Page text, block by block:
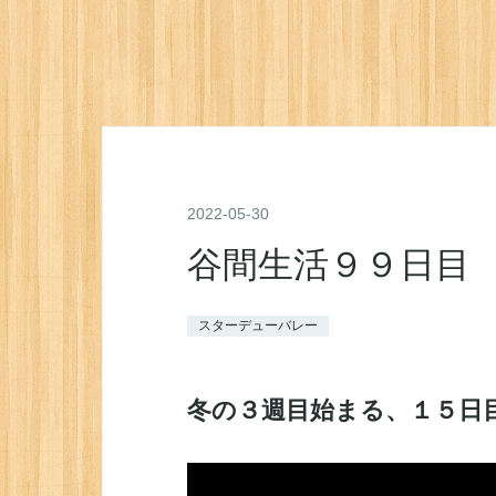
2022-05-30
谷間生活９９日目
スターデューバレー
冬の３週目始まる、１５日